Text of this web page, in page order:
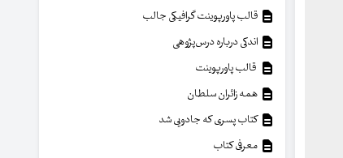
قالب پاورپوینت گرافیکی جالب
اندکی درباره درس‌پژوهی
قالب پاورپوینت
همه زائران سلطان
کتاب پسری که جادویی شد
معرفی کتاب